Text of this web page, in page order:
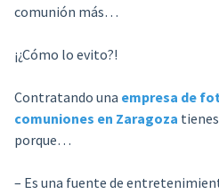
comunión más…
¡¿Cómo lo evito?!
Contratando una empresa de
comuniones en Zaragoza
porque…
– Es una fuente de